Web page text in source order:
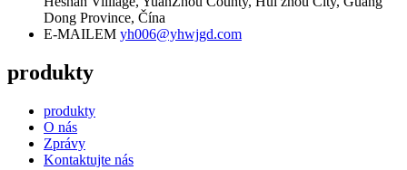
Dong Province, Čína
E-MAILEM yh006@yhwjgd.com
produkty
produkty
O nás
Zprávy
Kontaktujte nás